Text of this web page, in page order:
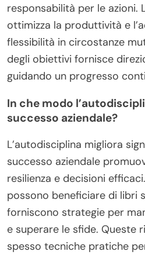
responsabilità per le azioni.
ottimizza la produttività e
flessibilità in circostanze
degli obiettivi fornisce
guidando un progresso
In che modo
successo aziendale?
L’autodisciplina migliora
successo aziendale
resilienza e decisioni
possono beneficiare di libri
forniscono strategie per
e superare le sfide. Queste
spesso tecniche pratiche